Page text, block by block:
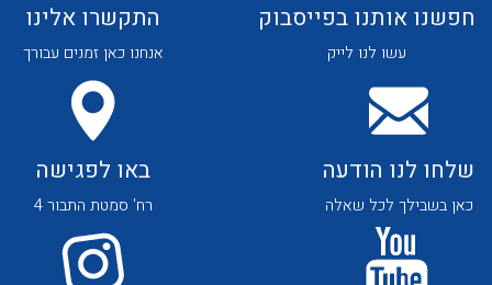
לכל מוצרי היצרן לכל מוצרי היצרן
לכל מוצרי היצרן לכל מוצרי היצרן
חפשנו אותנו בפייסבוק
עשו לנו לייק
התקשרו אלינו
אנחנו כאן זמנים עבורך
שלחו לנו הודעה
כאן בשבילך לכל שאלה
באו לפגישה
רח' סמטת התבור 4